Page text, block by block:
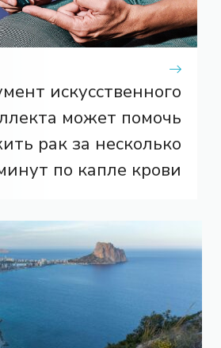
искусственного
может помочь
рак за несколько
по капле крови